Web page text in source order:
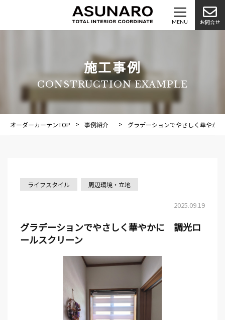
お問合せ
施工事例
CONSTRUCTION EXAMPLE
オーダーカーテンTOP 事例紹介 施工事例
グラデーションでやさしく華やか
ライフスタイル 周辺環境・立地
2025.09.19
グラデーションでやさしく華やかに 調光ロ
ールスクリーン